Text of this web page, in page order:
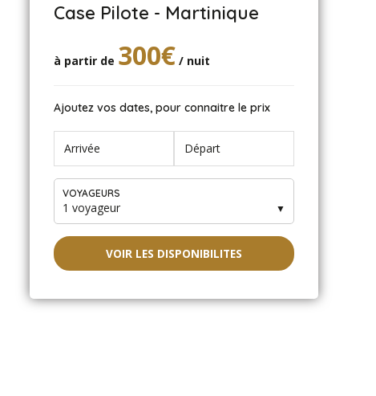
Case Pilote - Martinique
à partir de 300€ / nuit
Ajoutez vos dates, pour connaitre le prix
VOYAGEURS
1 voyageur ▼
VOIR LES DISPONIBILITES